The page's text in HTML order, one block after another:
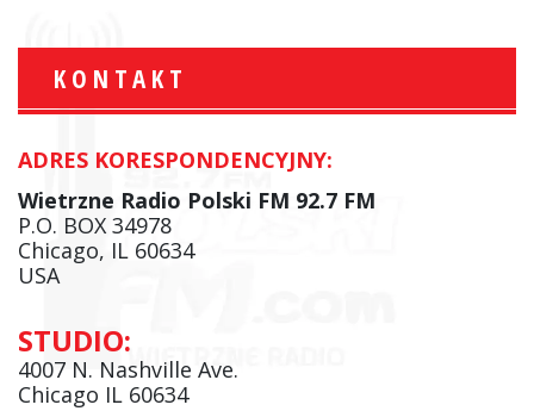
KONTAKT
ADRES KORESPONDENCYJNY:
Wietrzne Radio Polski FM 92.7 FM
P.O. BOX 34978
Chicago, IL 60634
USA
STUDIO:
4007 N. Nashville Ave.
Chicago IL 60634